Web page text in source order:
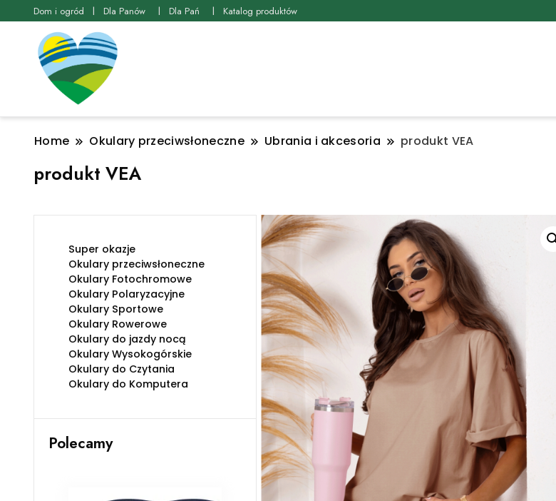
Dom i ogród Dla Panów Dla Pań Katalog produktów
Home Okulary przeciwsłoneczne Ubrania i akcesoria produkt VEA
produkt VEA
Super okazje
Okulary przeciwsłoneczne
Okulary Fotochromowe
Okulary Polaryzacyjne
Okulary Sportowe
Okulary Rowerowe
Okulary do jazdy nocą
Okulary Wysokogórskie
Okulary do Czytania
Okulary do Komputera
Polecamy